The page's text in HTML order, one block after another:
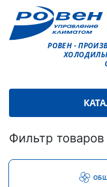
РОВЕН -
Фильтр